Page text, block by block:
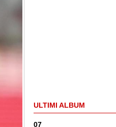
ULTIMI ALBUM
07